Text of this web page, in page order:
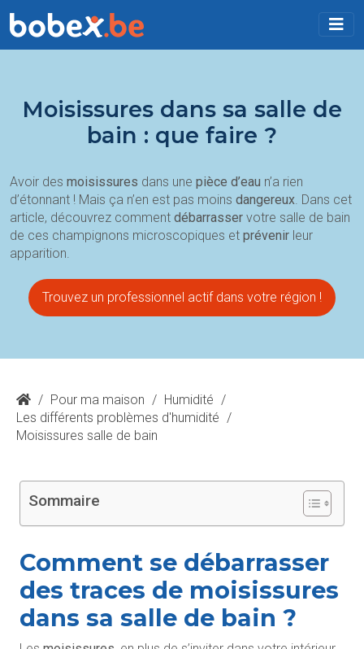
Moisissures dans sa salle de
bain : que faire ?
Avoir des moisissures dans une pièce d’eau n’a rien
d’étonnant ! Mais ça n’en est pas moins dangereux . Dans cet
article, découvrez comment débarrasser votre salle de bain
de ces champignons microscopiques et prévenir leur
apparition.
Trouvez un professionnel actif dans votre région !
/ Pour ma maison / Humidité /
Les différents problèmes d'humidité /
Moisissures salle de bain
Sommaire
Comment se débarrasser
des traces de moisissures
dans sa salle de bain ?